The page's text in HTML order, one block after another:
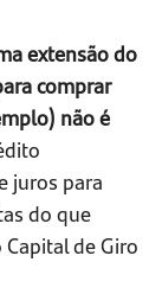
extensão do
comprar
não é
juros para
do que
de Giro